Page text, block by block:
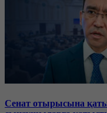
Сенат отырысына